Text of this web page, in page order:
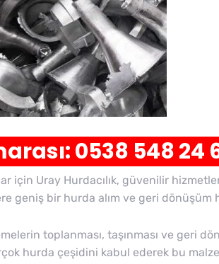
0538 548 24
için Uray Hurdacılık, güvenilir
geniş bir hurda alım ve geri dönüşüm
toplanması, taşınması ve geri
hurda çeşidini kabul ederek bu